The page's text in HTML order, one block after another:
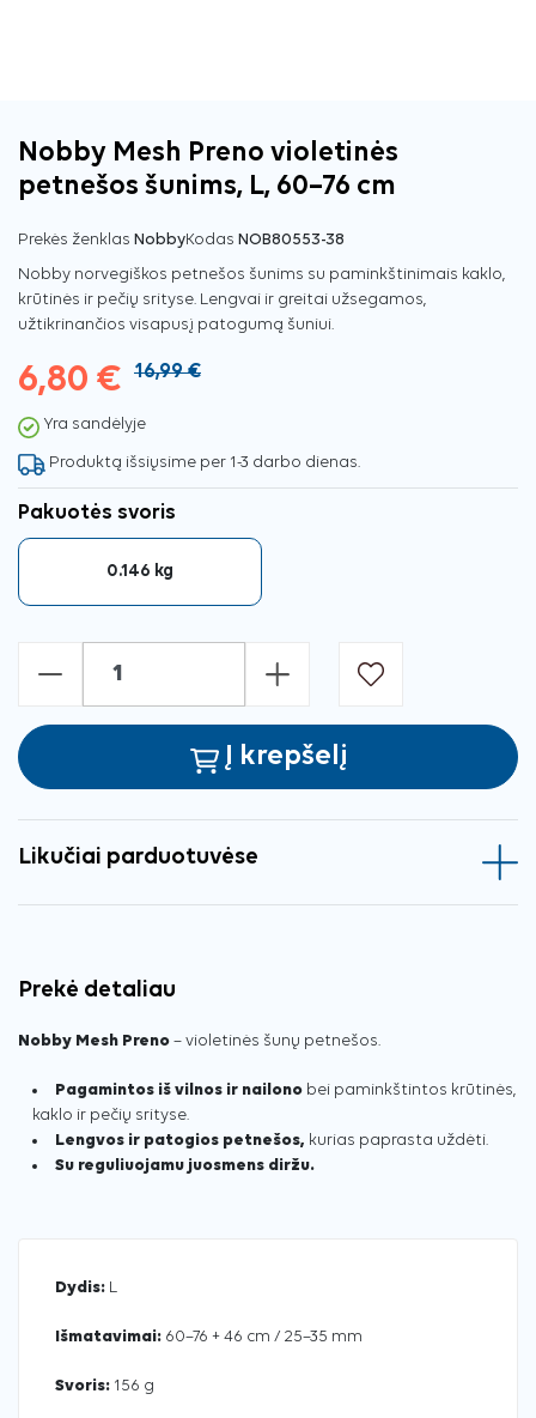
Nobby Mesh Preno violetinės
petnešos šunims, L, 60–76 cm
Prekės ženklas NobbyKodas NOB80553-38
Nobby norvegiškos petnešos šunims su paminkštinimais kaklo,
krūtinės ir pečių srityse. Lengvai ir greitai užsegamos,
užtikrinančios visapusį patogumą šuniui.
6,80 € 16,99 €
Yra sandėlyje
Produktą išsiųsime per 1-3 darbo dienas.
Pakuotės svoris
0.146 kg
- +
Į krepšelį
Likučiai parduotuvėse
Prekė detaliau
Nobby Mesh Preno – violetinės šunų petnešos.
Pagamintos iš vilnos ir nailono bei paminkštintos krūtinės,
kaklo ir pečių srityse.
Lengvos ir patogios petnešos, kurias paprasta uždėti.
Su reguliuojamu juosmens diržu.
Dydis: L
Išmatavimai: 60–76 + 46 cm / 25–35 mm
Svoris: 156 g